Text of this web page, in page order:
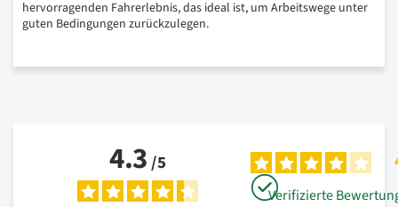
hervorragenden Fahrerlebnis, das ideal ist, um Arbeitswege unter
guten Bedingungen zurückzulegen.
4.3/5
Verifizierte